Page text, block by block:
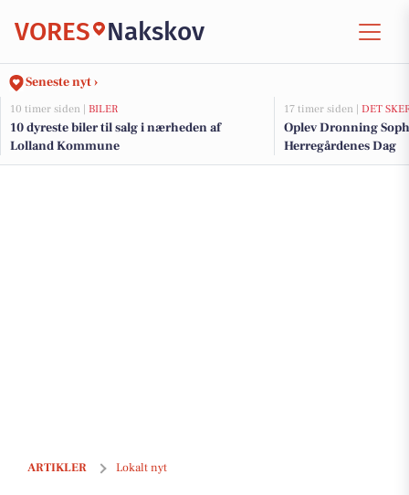
VORES Nakskov
Seneste nyt ›
10 timer siden | BILER
10 dyreste biler til salg i nærheden af
Lolland Kommune
17 timer siden | DET
Oplev Dronning
Herregårdenes Dag
ARTIKLER Lokalt nyt
Betaler du for meget for dit internet?